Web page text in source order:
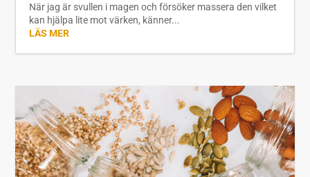
När jag är svullen i magen och försöker massera den vilket
kan hjälpa lite mot värken, känner...
LÄS MER